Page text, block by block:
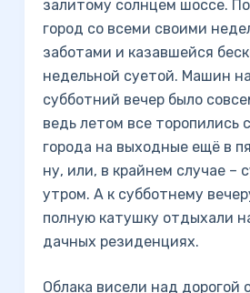
залитому солнцем шоссе.
город со всеми своими
заботами и казавшейся
недельной суетой. Машин
субботний вечер было
ведь летом все торопились
города на выходные ещё в
ну, или, в крайнем случае –
утром. А к субботнему
полную катушку отдыхали
дачных резиденциях.
Облака висели над дорогой